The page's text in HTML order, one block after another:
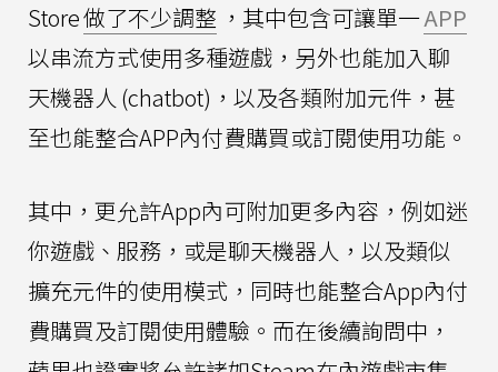
Store做了不少調整 ，其中包含可讓單一APP
以串流方式使用多種遊戲，另外也能加入聊
天機器人 (chatbot)，以及各類附加元件，甚
至也能整合APP內付費購買或訂閱使用功能。
其中，更允許App內可附加更多內容，例如迷
你遊戲、服務，或是聊天機器人，以及類似
擴充元件的使用模式，同時也能整合App內付
費購買及訂閱使用體驗。而在後續詢問中，